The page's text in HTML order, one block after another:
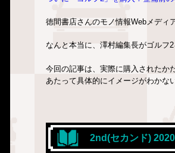
徳間書店さんのモノ情報Webメディ
なんと本当に、澤村編集長がゴルフ2
今回の記事は、実際に購入されたか
あたって具体的にイメージがわかな
2nd(セカンド)